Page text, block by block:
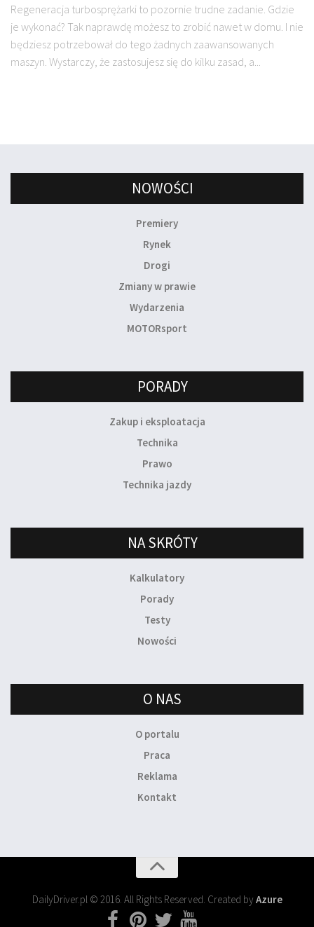
Regeneracja turbosprężarki to pozornie trudne zadanie. Gdzie
je wykonać? Tak naprawdę możesz to zrobić nawet w domu. I nie
będziesz potrzebował do tego żadnych zaawansowanych
maszyn. Wystarczy, że zastosujesz się do kilku zasad, a...
NOWOŚCI
Premiery
Rynek
Drogi
Zmiany w prawie
Wydarzenia
MOTORsport
PORADY
Zakup i eksploatacja
Technika
Prawo
Technika jazdy
NA SKRÓTY
Kalkulatory
Porady
Testy
Nowości
O NAS
O portalu
Praca
Reklama
Kontakt
DailyDriver.pl © 2016. All Rights Reserved. Created byAzure